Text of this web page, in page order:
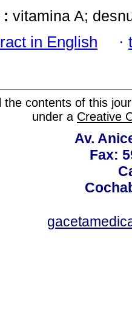
vitamina A;
in English ·
the contents of this
under a Creative
Av.
Fax: